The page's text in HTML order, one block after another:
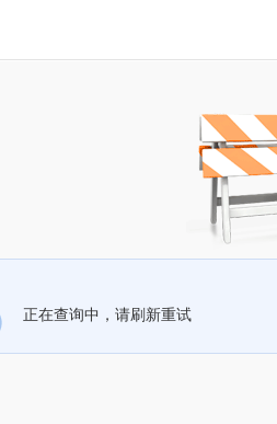
正在查询中，请刷新重试